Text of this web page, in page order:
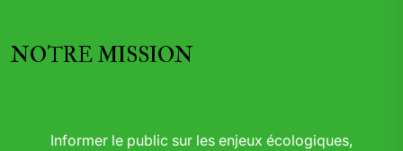
NOTRE MISSION
Informer le public sur les enjeux écologiques,